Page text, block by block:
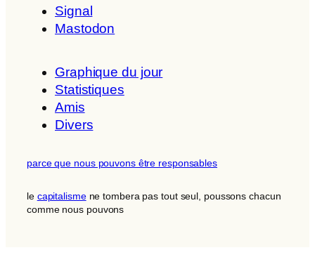
Signal
Mastodon
Graphique du jour
Statistiques
Amis
Divers
parce que nous pouvons être responsables
le capitalismene tombera pas tout seul, poussons chacun
comme nous pouvons